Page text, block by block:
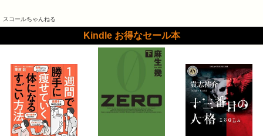
スコールちゃんねる
Kindle お得なセール本